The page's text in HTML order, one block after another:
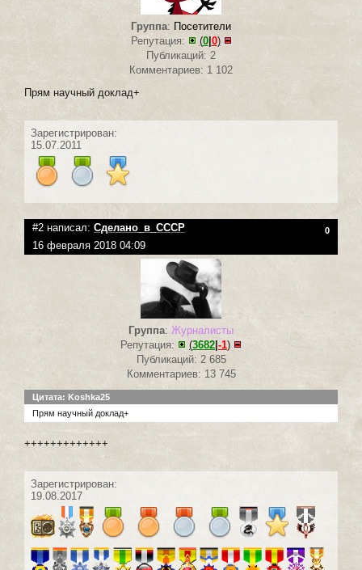
Группа: Посетители
Репутация:
(0|0)
Публикаций: 2
Комментариев: 1 102
Прям научный доклад+
Зарегистрирован:
15.07.2011
#2 написал: Сделано_в_СССР 0
16 февраля 2018 04:09
Группа: Журналисты
Репутация:
(3682 -1)
Публикаций: 2 685
Комментариев: 13 745
Цитата: Koshka25
Прям научный доклад+
+++++++++++++
Зарегистрирован:
19.08.2017